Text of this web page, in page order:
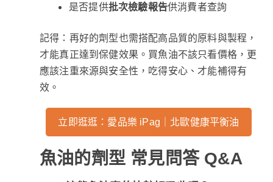
是否提供批次檢驗報告供消費者查詢
記得：再好的劑型也需搭配高品質的原料與製程，
才能真正達到保健效果。買魚油不該只看價格，更
應該注重來源與安全性，吃得安心、才能補得有
效。
立即逛逛：愛品樂 iPag｜北歐健康平衡油
魚油的劑型 常見問答 Q&A